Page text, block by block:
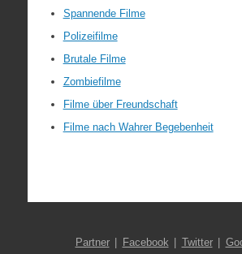
Spannende Filme
Polizeifilme
Brutale Filme
Zombiefilme
Filme über Freundschaft
Filme nach Wahrer Begebenheit
Partner Facebook Twitter